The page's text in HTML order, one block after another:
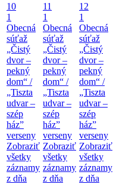
10
1
Obecná
súťaž
„Čistý
dvor –
pekný
dom“ /
„Tiszta
udvar –
szép
ház”
verseny
Zobraziť
všetky
záznamy
z dňa
11
1
Obecná
súťaž
„Čistý
dvor –
pekný
dom“ /
„Tiszta
udvar –
szép
ház”
verseny
Zobraziť
všetky
záznamy
z dňa
12
1
Obecná
súťaž
„Čistý
dvor –
pekný
dom“ /
„Tiszta
udvar –
szép
ház”
verseny
Zobraziť
všetky
záznamy
z dňa